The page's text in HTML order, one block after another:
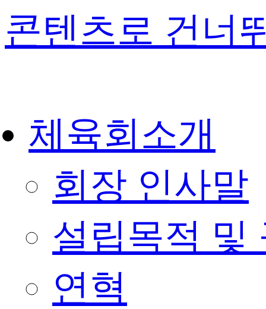
콘텐츠로 건너
체육회소개
회장 인사말
설립목적 및
연혁